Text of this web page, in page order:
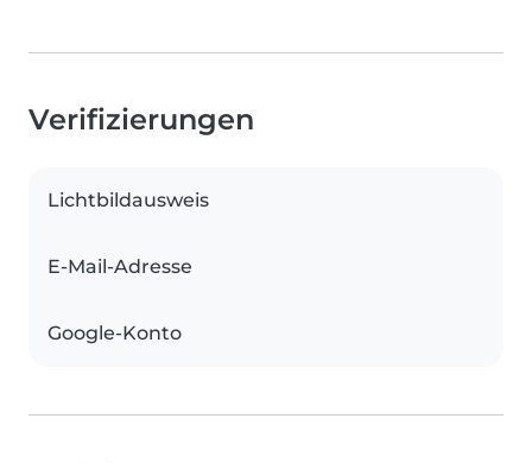
Verifizierungen
Lichtbildausweis
E-Mail-Adresse
Google-Konto